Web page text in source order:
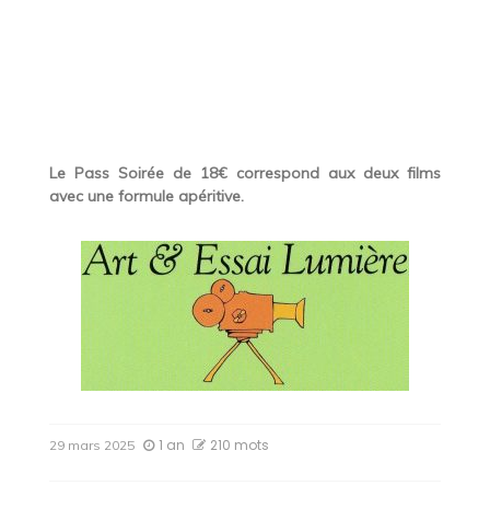
Le Pass Soirée de 18€ correspond aux deux films
avec une formule apéritive.
29 mars 2025 1 an 210 mots